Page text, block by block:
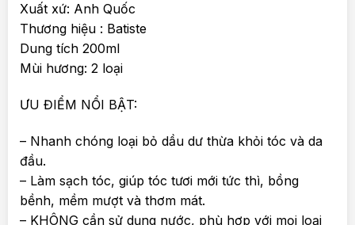
Xuất xứ: Anh Quốc
Thương hiệu : Batiste
Dung tích 200ml
Mùi hương: 2 loại
ƯU ĐIỂM NỔI BẬT:
– Nhanh chóng loại bỏ dầu dư thừa khỏi tóc và da
đầu.
– Làm sạch tóc, giúp tóc tươi mới tức thì, bồng
bềnh, mềm mượt và thơm mát.
– KHÔNG cần sử dụng nước, phù hợp với mọi loại